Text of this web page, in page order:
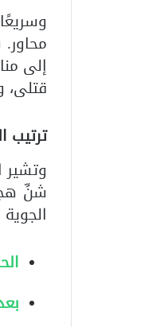
إلى
قتلى،
ترتيب
وتشير
شنِّ